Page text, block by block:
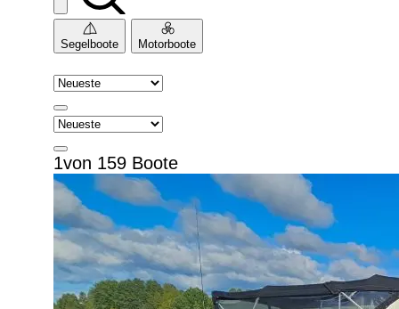
Segelboote Motorboote
1von 159 Boote